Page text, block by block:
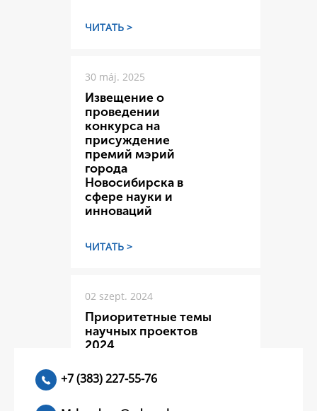
ЧИТАТЬ >
30 máj. 2025
Извещение о
проведении
конкурса на
присуждение
премий мэрий
города
Новосибирска в
сфере науки и
инноваций
ЧИТАТЬ >
02 szept. 2024
Приоритетные темы
научных проектов
2024
ЧИТАТЬ >
+7 (383) 227-55-76